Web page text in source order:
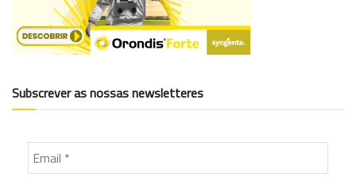
Subscrever as nossas newsletteres